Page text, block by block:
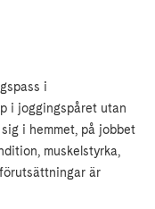
i
i joggingspåret utan
i hemmet, på jobbet
muskelstyrka,
är